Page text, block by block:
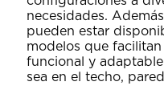
necesidades.
pueden estar
modelos que
funcional y
sea en el techo,